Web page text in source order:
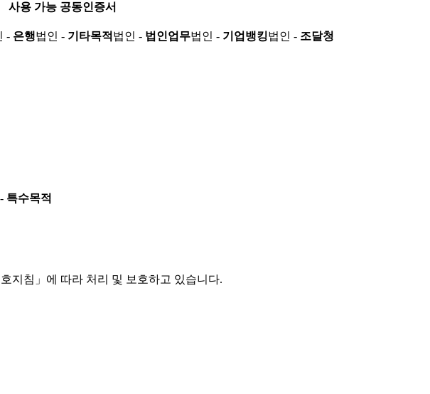
사용 가능 공동인증서
- 은행법인 - 기타목적 법인 - 법인업무법인 - 기업뱅킹법인 - 조달청
특수목적
지침」에 따라 처리 및 보호하고 있습니다.